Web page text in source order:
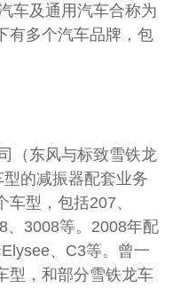
车及通用汽车合称为
有多个汽车品牌，包
（东风与标致雪铁龙
的减振器配套业务
型，包括207、
、3008等。2008年配
、C3等。曾一
型，和部分雪铁龙车